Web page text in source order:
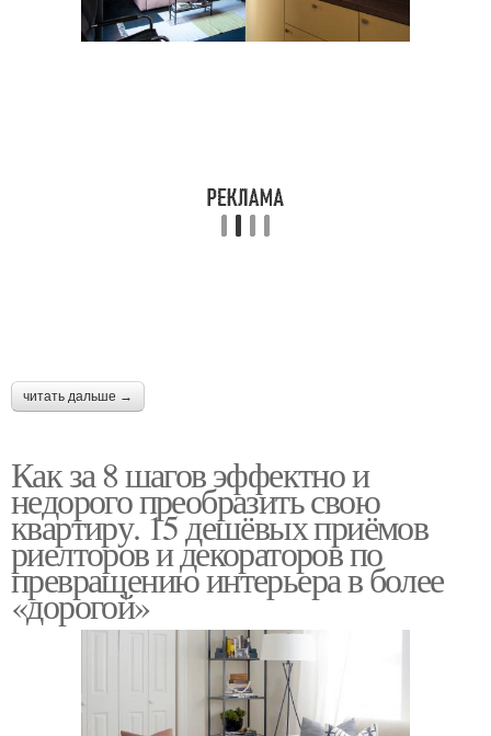
читать дальше →
Как за 8 шагов эффектно и
недорого преобразить свою
квартиру. 15 дешёвых приёмов
риелторов и декораторов по
превращению интерьера в более
«дорогой»